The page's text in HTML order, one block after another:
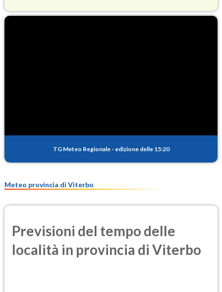
PM25
TG Meteo Regionale - edizione delle 15:20
Meteo provincia di Viterbo
Previsioni del tempo delle
località in provincia di Viterbo